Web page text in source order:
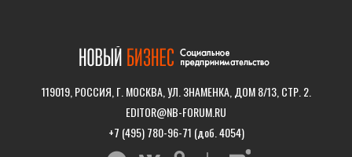
119019, РОССИЯ, Г. МОСКВА, УЛ. ЗНАМЕНКА, ДОМ 8/13, СТР. 2.
EDITOR@NB-FORUM.RU
+7 (495) 780-96-71 (доб. 4054)